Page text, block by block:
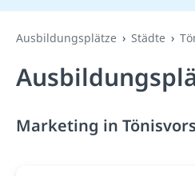
Ausbildungsplätze Städte
Marketing in